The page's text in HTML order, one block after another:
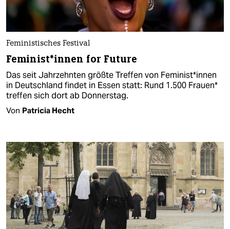
Feministisches Festival
Feminist*innen for Future
Das seit Jahrzehnten größte Treffen von Feminist*innen
in Deutschland findet in Essen statt: Rund 1.500 Frauen*
treffen sich dort ab Donnerstag.
Von Patricia Hecht